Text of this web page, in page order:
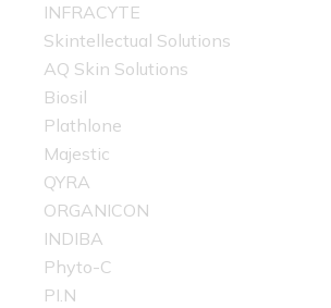
INFRACYTE
Skintellectual Solutions
AQ Skin Solutions
Biosil
Plathlone
Majestic
QYRA
ORGANICON
INDIBA
Phyto-C
PI.N